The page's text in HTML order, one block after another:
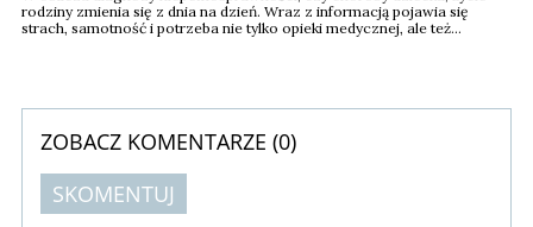
rodziny zmienia się z dnia na dzień. Wraz z informacją pojawia się
strach, samotność i potrzeba nie tylko opieki medycznej, ale też
ZOBACZ KOMENTARZE (0)
SKOMENTUJ